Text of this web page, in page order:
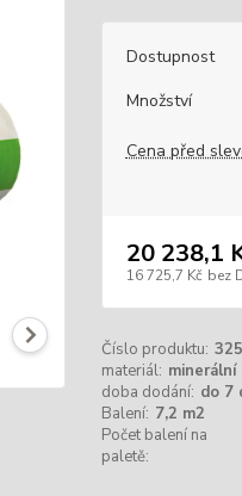
Dostupnost
Množství
Cena před
20 238,1
16 725,7 Kč bez
Číslo produktu: 325
materiál:
doba dodání: do 7
Balení: 7,2 m2
Počet balení na
paletě: